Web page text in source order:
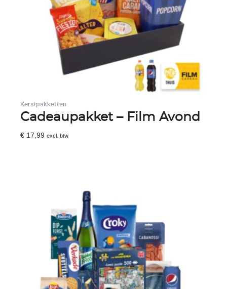
Kerstpakketten
Cadeaupakket – Film Avond
€ 17,99 excl. btw